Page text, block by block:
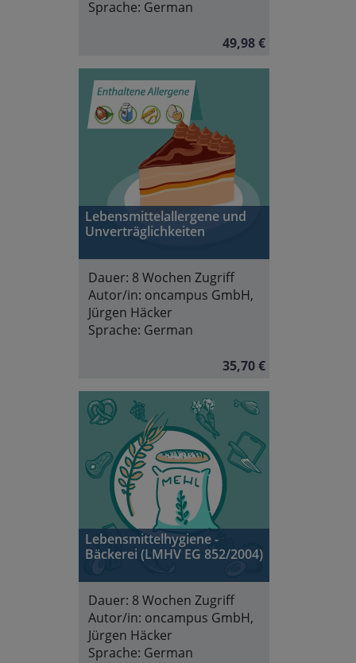
Sprache: German
49,98 €
Lebensmittelallergene und
Unverträglichkeiten
Dauer: 8 Wochen Zugriff
Autor/in: oncampus GmbH,
Jürgen Häcker
Sprache: German
35,70 €
Lebensmittelhygiene -
Bäckerei (LMHV EG 852/2004)
Dauer: 8 Wochen Zugriff
Autor/in: oncampus GmbH,
Jürgen Häcker
Sprache: German